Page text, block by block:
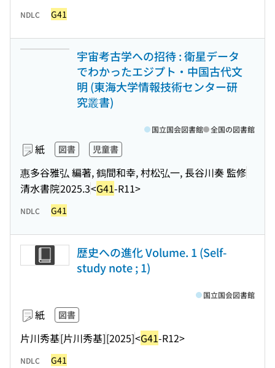
NDLC G41
宇宙考古学への招待 : 衛星データ
でわかったエジプト・中国古代文
明 (東海大学情報技術センター研
究叢書)
紙 図書 児童書
惠多谷雅弘 編著, 鶴間和幸, 村松弘一, 長谷川奏 監修
清水書院2025.3<G41-R11>
国立国会図書館 全国の図書館
NDLC G41
歴史への進化 Volume. 1 (Self-
study note ; 1)
紙 図書
片川秀基[片川秀基][2025]<G41-R12>
国立国会図書館
NDLC G41